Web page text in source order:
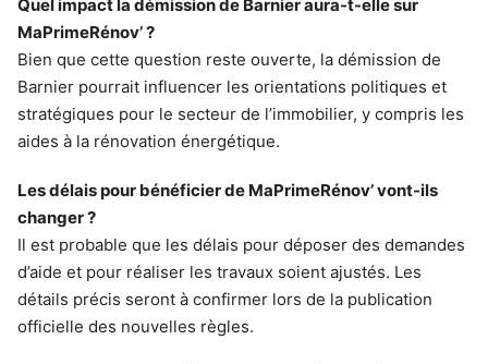
Quel impact la démission de Barnier aura-t-elle sur
MaPrimeRénov’ ?
Bien que cette question reste ouverte, la démission de
Barnier pourrait influencer les orientations politiques et
stratégiques pour le secteur de l’immobilier, y compris les
aides à la rénovation énergétique.
Les délais pour bénéficier de MaPrimeRénov’ vont-ils
changer ?
Il est probable que les délais pour déposer des demandes
d’aide et pour réaliser les travaux soient ajustés. Les
détails précis seront à confirmer lors de la publication
officielle des nouvelles règles.